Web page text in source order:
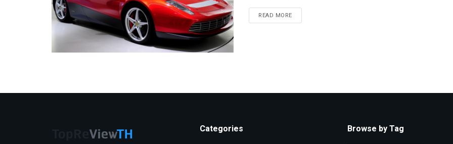
READ MOREDETAILS
Categories Browse by Tag